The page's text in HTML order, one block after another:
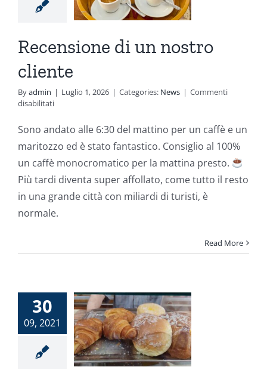
Recensione di un nostro
cliente
Byadmin | Luglio 1, 2026 | Categories: News | Commenti
disabilitatisu
di
un
nostro
cliente
Sono andato alle 6:30 del mattino per un caffè e un
maritozzo ed è stato fantastico. Consiglio al 100%
un caffè monocromatico per la mattina presto.
Più tardi diventa super affollato, come tutto il resto
in una grande città con miliardi di turisti, è
normale.
Read More
30
09, 2021
al
Calisto